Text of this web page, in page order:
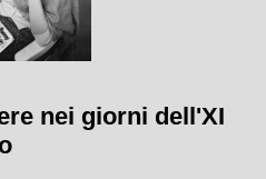
nei giorni dell'XI